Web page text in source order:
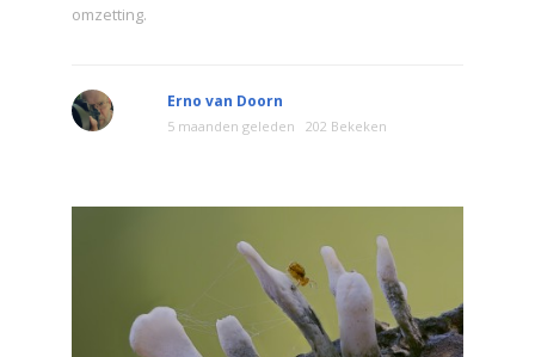
omzetting.
Erno van Doorn
5 maanden geleden 202 Bekeken